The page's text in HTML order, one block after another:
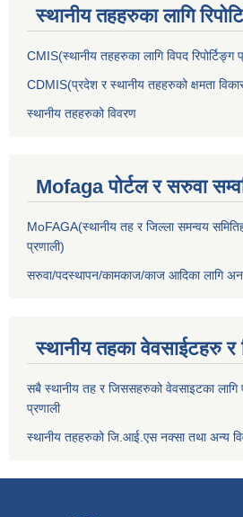
स्थानीय तहहरुका लागि
CMIS(स्थानीय तहहरुका लागि विपद रिपोर्टिङ्ग
CDMIS(प्रदेश र स्थानीय तहहरुको क्षमता
स्थानीय तहहरुको विवरण
Mofaga पोर्टल र सरुवा
MoFAGA(स्थानीय तह र जिल्ला समन्वय
प्रणाली)
सरुवा/पदस्थापन/कामकाज/काज आदिका लागि
स्थानीय तहका वेवसाईटहरु
सबै स्थानीय तह र जिससहरुको वेवसाइटका
प्रणाली
स्थानीय तहहरुको जि.आई.एस नक्सा तथा अन्य